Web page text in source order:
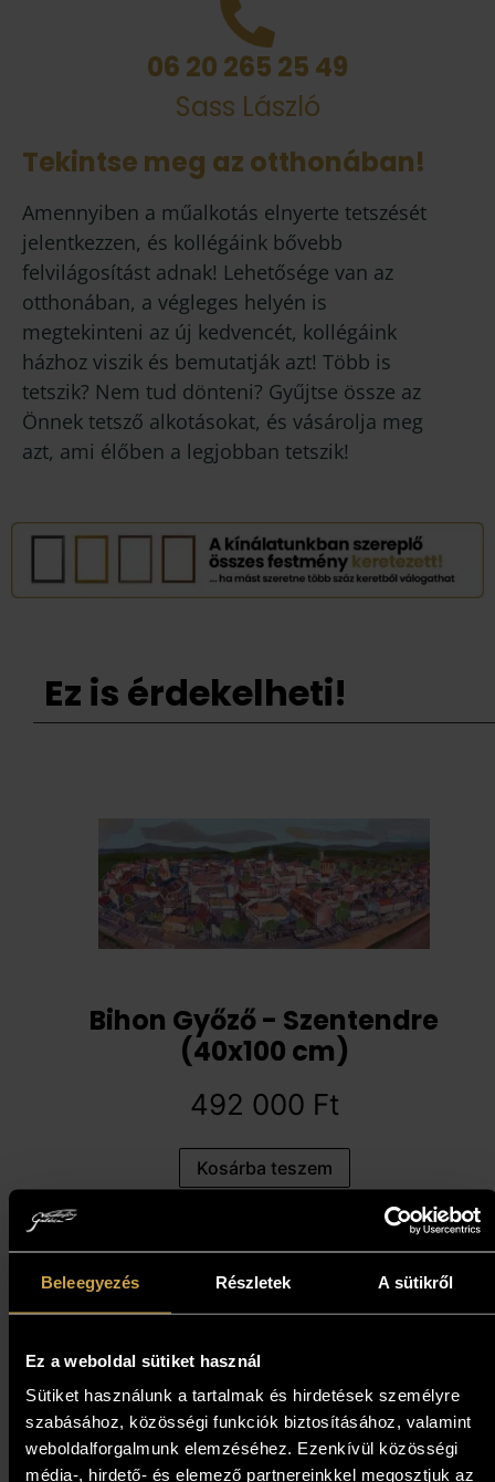
Beleegyezés Részletek A sütikről
Ez a weboldal sütiket használ
Sütiket használunk a tartalmak és hirdetések személyre
szabásához, közösségi funkciók biztosításához, valamint
weboldalforgalmunk elemzéséhez. Ezenkívül közösségi
média-, hirdető- és elemező partnereinkkel megosztjuk az
06 20 265 25 49
Sass László
Tekintse meg az otthonában!
Amennyiben a műalkotás elnyerte tetszését
jelentkezzen, és kollégáink bővebb
felvilágosítást adnak! Lehetősége van az
otthonában, a végleges helyén is
megtekinteni az új kedvencét, kollégáink
házhoz viszik és bemutatják azt! Több is
tetszik? Nem tud dönteni? Gyűjtse össze az
Önnek tetsző alkotásokat, és vásárolja meg
azt, ami élőben a legjobban tetszik!
Ez is érdekelheti!
Bihon Győző - Szentendre
(40x100 cm)
492 000 Ft
Kosárba teszem